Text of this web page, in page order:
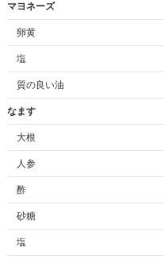
マヨネーズ
卵黄
塩
質の良い油
なます
大根
人参
酢
砂糖
塩